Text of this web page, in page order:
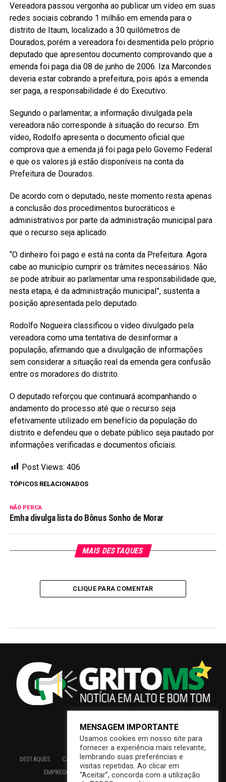
Vereadora passou vergonha ao publicar um vídeo em suas
redes sociais cobrando 1 milhão em emenda para o
distrito de Itaum, localizado a 30 quilômetros de
Dourados, porém a vereadora foi desmentida pelo próprio
deputado que apresentou documento comprovando que a
emenda foi paga dia 08 de junho de 2006. Iza Marcondes
deveria estar cobrando a prefeitura, pois após a emenda
ser paga, a responsabilidade é do Executivo.
Segundo o parlamentar, a informação divulgada pela
vereadora não corresponde à situação do recurso. Em
vídeo, Rodolfo apresenta o documento oficial que
comprova que a emenda já foi paga pelo Governo Federal
e que os valores já estão disponíveis na conta da
Prefeitura de Dourados.
De acordo com o deputado, neste momento resta apenas
a conclusão dos procedimentos burocráticos e
administrativos por parte da administração municipal para
que o recurso seja aplicado.
“O dinheiro foi pago e está na conta da Prefeitura. Agora
cabe ao município cumprir os trâmites necessários. Não
se pode atribuir ao parlamentar uma responsabilidade que,
nesta etapa, é da administração municipal”, sustenta a
posição apresentada pelo deputado.
Rodolfo Nogueira classificou o vídeo divulgado pela
vereadora como uma tentativa de desinformar a
população, afirmando que a divulgação de informações
sem considerar a situação real da emenda gera confusão
entre os moradores do distrito.
O deputado reforçou que continuará acompanhando o
andamento do processo até que o recurso seja
efetivamente utilizado em benefício da população do
distrito e defendeu que o debate público seja pautado por
informações verificadas e documentos oficiais.
Post Views: 406
TÓPICOS RELACIONADOS
NÃO PERCA
Emha divulga lista do Bônus Sonho de Morar
MAIS DESTAQUES
CLIQUE PARA COMENTAR
DESTAQUES CAMPO GRANDE BRASIL SAÚDE
ECONOMIA
EMPREGO
EDUCAÇÃO INTERIOR PREFEITURA
MENSAGEM IMPORTANTE
Usamos cookies em nosso site para
fornecer a experiência mais relevante,
lembrando suas preferências e
visitas repetidas. Ao clicar em
“Aceitar”, concorda com a utilização